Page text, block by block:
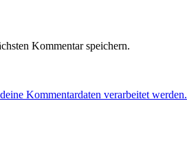
Kommentar speichern.
Kommentardaten verarbeitet werden.